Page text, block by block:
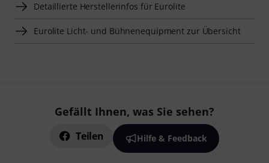
Detaillierte Herstellerinfos für Eurolite
Eurolite Licht- und Bühnenequipment zur Übersicht
Gefällt Ihnen, was Sie sehen?
Teilen Hilfe & Feedback